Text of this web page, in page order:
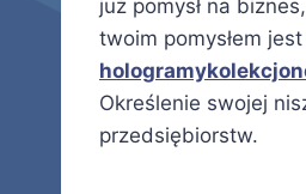
już pomysł na
twoim pomysłem
Określenie swojej
przedsiębiorstw.